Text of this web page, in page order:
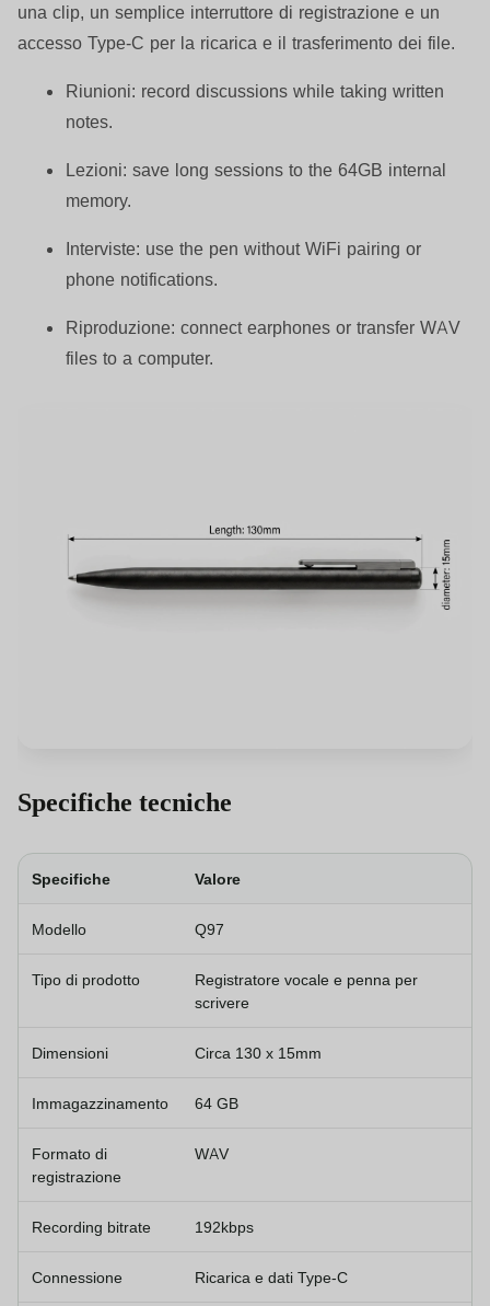
una clip, un semplice interruttore di registrazione e un
accesso Type-C per la ricarica e il trasferimento dei file.
Riunioni: record discussions while taking written
notes.
Lezioni: save long sessions to the 64GB internal
memory.
Interviste: use the pen without WiFi pairing or
phone notifications.
Riproduzione: connect earphones or transfer WAV
files to a computer.
Specifiche tecniche
Specifiche Valore
Modello Q97
Tipo di prodotto
Registratore vocale e penna per
scrivere
Dimensioni Circa 130 x 15mm
Immagazzinamento 64 GB
Formato di
registrazione
WAV
Recording bitrate 192kbps
Connessione Ricarica e dati Type-C